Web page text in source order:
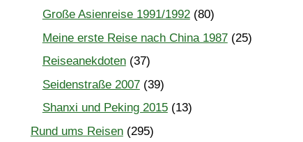
Große Asienreise 1991/1992(80)
Meine erste Reise nach China 1987(25)
Reiseanekdoten(37)
Seidenstraße 2007(39)
Shanxi und Peking 2015(13)
Rund ums Reisen(295)